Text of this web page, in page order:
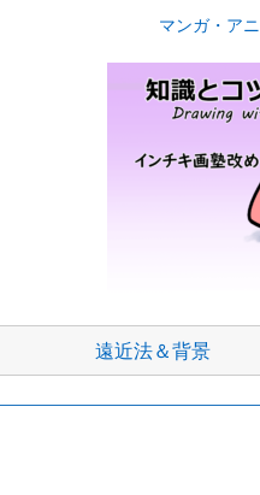
マンガ・ア
遠近法＆背景